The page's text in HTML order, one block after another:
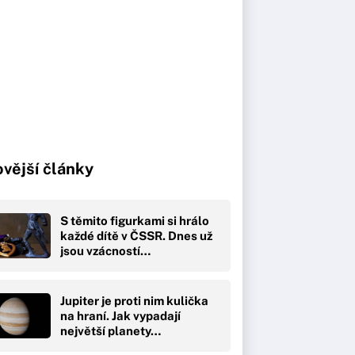
články
S těmito figurkami si hrálo
každé dítě v ČSSR. Dnes už
jsou vzácností…
Jupiter je proti nim kulička
na hraní. Jak vypadají
největší planety…